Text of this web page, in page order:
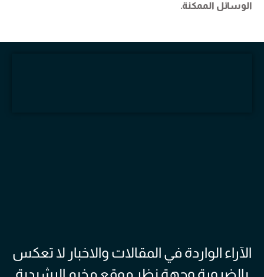
الوسائل الممكنة.
الآراء الواردة في المقالات والاخبار لا تعكس